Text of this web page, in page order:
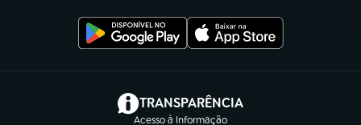
TRANSPARÊNCIA
Acesso à Informação
(abre em nova aba)